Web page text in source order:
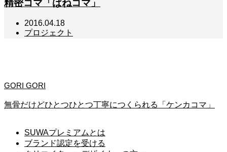
精密コマ「ばねコマ」
2016.04.18
プロジェクト
GORI GORI
無骨だけどひとつひとつ丁寧につくられる「ケンカコマ」
SUWAプレミアムとは
ブランド認定を受ける